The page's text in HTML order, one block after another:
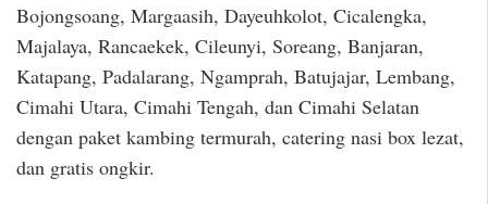
Bojongsoang, Margaasih, Dayeuhkolot, Cicalengka,
Majalaya, Rancaekek, Cileunyi, Soreang, Banjaran,
Katapang, Padalarang, Ngamprah, Batujajar, Lembang,
Cimahi Utara, Cimahi Tengah, dan Cimahi Selatan
dengan paket kambing termurah, catering nasi box lezat,
dan gratis ongkir.